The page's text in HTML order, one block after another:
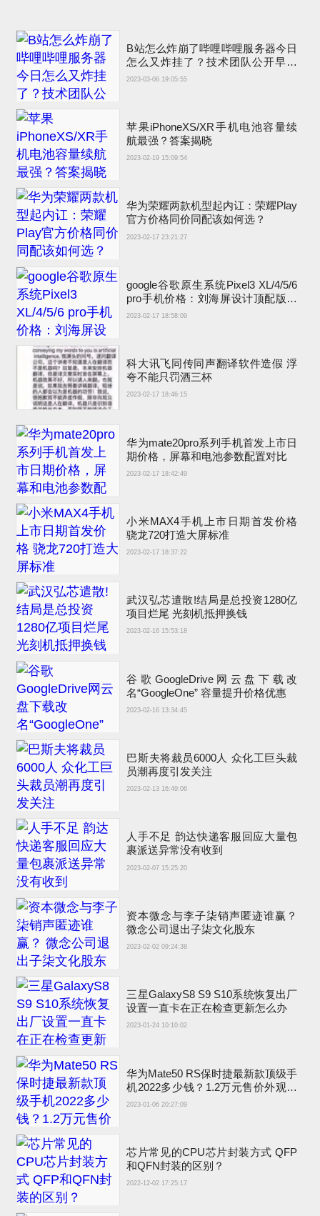
B站怎么炸崩了哔哩哔哩服务器今日
怎么又炸挂了？技术团队公开早先
原因
2023-03-06 19:05:55
苹果iPhoneXS/XR手机电池容量续
航最强？答案揭晓
2023-02-19 15:09:54
华为荣耀两款机型起内讧：荣耀Play
官方价格同价同配该如何选？
2023-02-17 23:21:27
google谷歌原生系统Pixel3 XL/4/5/6
pro手机价格：刘海屏设计顶配版曾
卖6900元
2023-02-17 18:58:09
科大讯飞同传同声翻译软件造假 浮
夸不能只罚酒三杯
2023-02-17 18:46:15
华为mate20pro系列手机首发上市日
期价格，屏幕和电池参数配置对比
2023-02-17 18:42:49
小米MAX4手机上市日期首发价格
骁龙720打造大屏标准
2023-02-17 18:37:22
武汉弘芯遣散!结局是总投资1280亿
项目烂尾 光刻机抵押换钱
2023-02-16 15:53:18
谷歌GoogleDrive网云盘下载改
名“GoogleOne” 容量提升价格优惠
2023-02-16 13:34:45
巴斯夫将裁员6000人 众化工巨头裁
员潮再度引发关注
2023-02-13 16:49:06
人手不足 韵达快递客服回应大量包
裹派送异常没有收到
2023-02-07 15:25:20
资本微念与李子柒销声匿迹谁赢？
微念公司退出子柒文化股东
2023-02-02 09:24:38
三星GalaxyS8 S9 S10系统恢复出厂
设置一直卡在正在检查更新怎么办
2023-01-24 10:10:02
华为Mate50 RS保时捷最新款顶级手
机2022多少钱？1.2万元售价外观图
片吊打iPhone14
2023-01-06 20:27:09
芯片常见的CPU芯片封装方式 QFP
和QFN封装的区别？
2022-12-02 17:25:17